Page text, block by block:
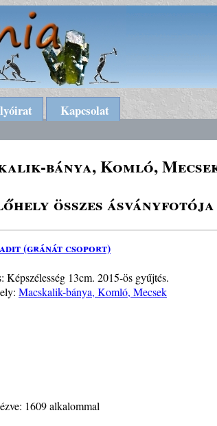
Kapcsolat
bánya, Komló,
összes ásványfotója
(gránát csoport)
Képszélesség 13cm. 2015-ös gyűjtés.
Macskalik-bánya, Komló, Mecsek
1609 alkalommal